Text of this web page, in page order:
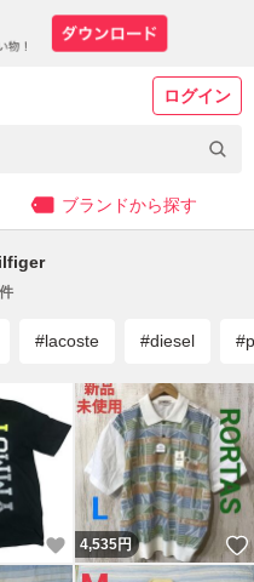
ログイン
ブランドから探す
件
#lacoste #diesel #
いいね！
4,535円